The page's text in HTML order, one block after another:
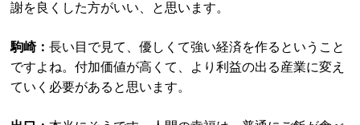
謝を良くした方がいい、と思います。
駒崎：長い目で見て、優しくて強い経済を作るということ
ですよね。付加価値が高くて、より利益の出る産業に変え
ていく必要があると思います。